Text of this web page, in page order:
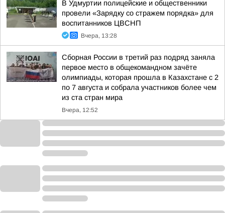
В Удмуртии полицейские и общественники
провели «Зарядку со стражем порядка» для
воспитанников ЦВСНП
Вчера, 13:28
Сборная России в третий раз подряд заняла
первое место в общекомандном зачёте
олимпиады, которая прошла в Казахстане с 2
по 7 августа и собрала участников более чем
из ста стран мира
Вчера, 12:52